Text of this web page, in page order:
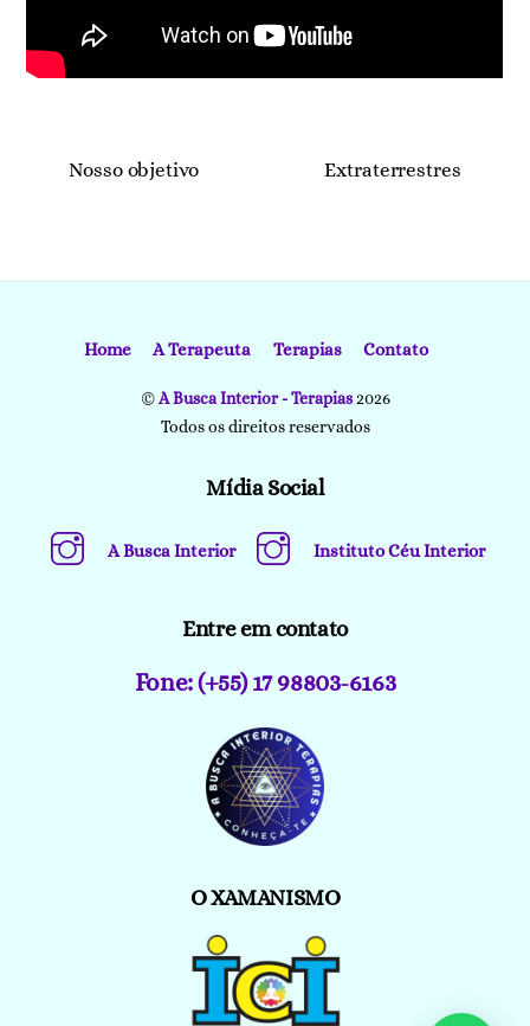
Nosso objetivo Extraterrestres
Home A Terapeuta Terapias Contato
©A Busca Interior - Terapias2026
Todos os direitos reservados
Mídia Social
A Busca Interior Instituto Céu Interior
Entre em contato
Fone: (+55) 17 98803-6163
O XAMANISMO